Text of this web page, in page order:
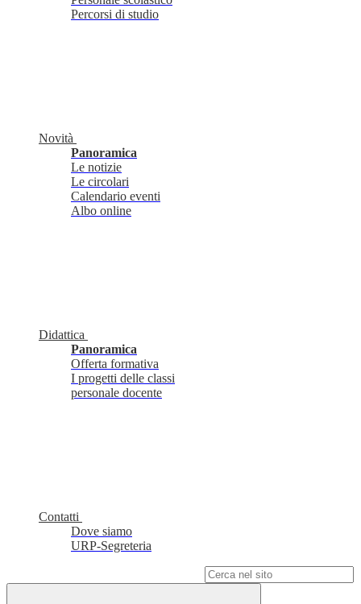
Percorsi di studio
Novità
Panoramica
Le notizie
Le circolari
Calendario eventi
Albo online
Didattica
Panoramica
Offerta formativa
I progetti delle classi
personale docente
Contatti
Dove siamo
URP-Segreteria